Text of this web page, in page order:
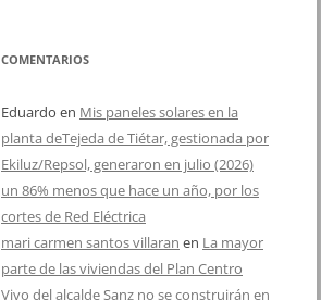
COMENTARIOS
Eduardo en Mis paneles solares en la
planta deTejeda de Tiétar, gestionada por
Ekiluz/Repsol, generaron en julio (2026)
un 86% menos que hace un año, por los
cortes de Red Eléctrica
mari carmen santos villaran en La mayor
parte de las viviendas del Plan Centro
Vivo del alcalde Sanz no se construirán en